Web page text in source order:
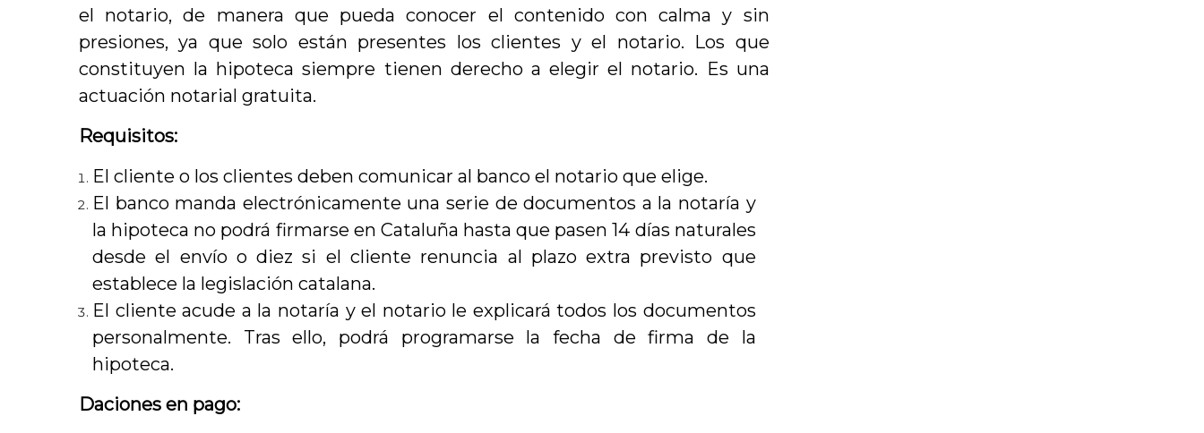
el notario, de manera que pueda conocer el contenido con calma y sin
presiones, ya que solo están presentes los clientes y el notario. Los que
constituyen la hipoteca siempre tienen derecho a elegir el notario. Es una
actuación notarial gratuita.
Requisitos:
El cliente o los clientes deben comunicar al banco el notario que elige.
El banco manda electrónicamente una serie de documentos a la notaría y
la hipoteca no podrá firmarse en Cataluña hasta que pasen 14 días naturales
desde el envío o diez si el cliente renuncia al plazo extra previsto que
establece la legislación catalana.
El cliente acude a la notaría y el notario le explicará todos los documentos
personalmente. Tras ello, podrá programarse la fecha de firma de la
hipoteca.
Daciones en pago: